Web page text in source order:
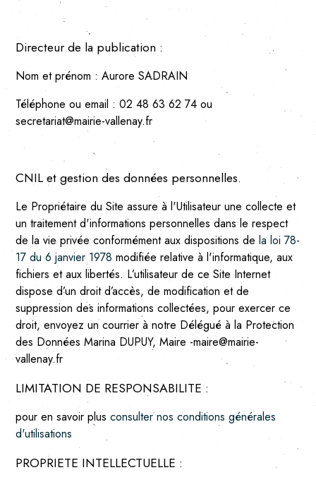
Directeur de la publication :
Nom et prénom :Aurore SADRAIN
Téléphone ou email :02 48 63 62 74 ou
secretariat@mairie-vallenay.fr
CNIL et gestion des données personnelles.
Le Propriétaire du Site assure à l'Utilisateur une collecte et
un traitement d'informations personnelles dans le respect
de la vie privée conformément aux dispositions dela loi 78-
17 du 6 janvier 1978modifiée relative à l'informatique, aux
fichiers et aux libertés. L’utilisateur de ce Site Internet
dispose d’un droit d’accès, de modification et de
suppression des informations collectées, pour exercer ce
droit, envoyez un courrierà notre Délégué à la Protection
des DonnéesMarina DUPUY, Maire -maire@mairie-
vallenay.fr
LIMITATION DE RESPONSABILITE :
pour en savoir plusconsulter nos conditions générales
d'utilisations
PROPRIETE INTELLECTUELLE :